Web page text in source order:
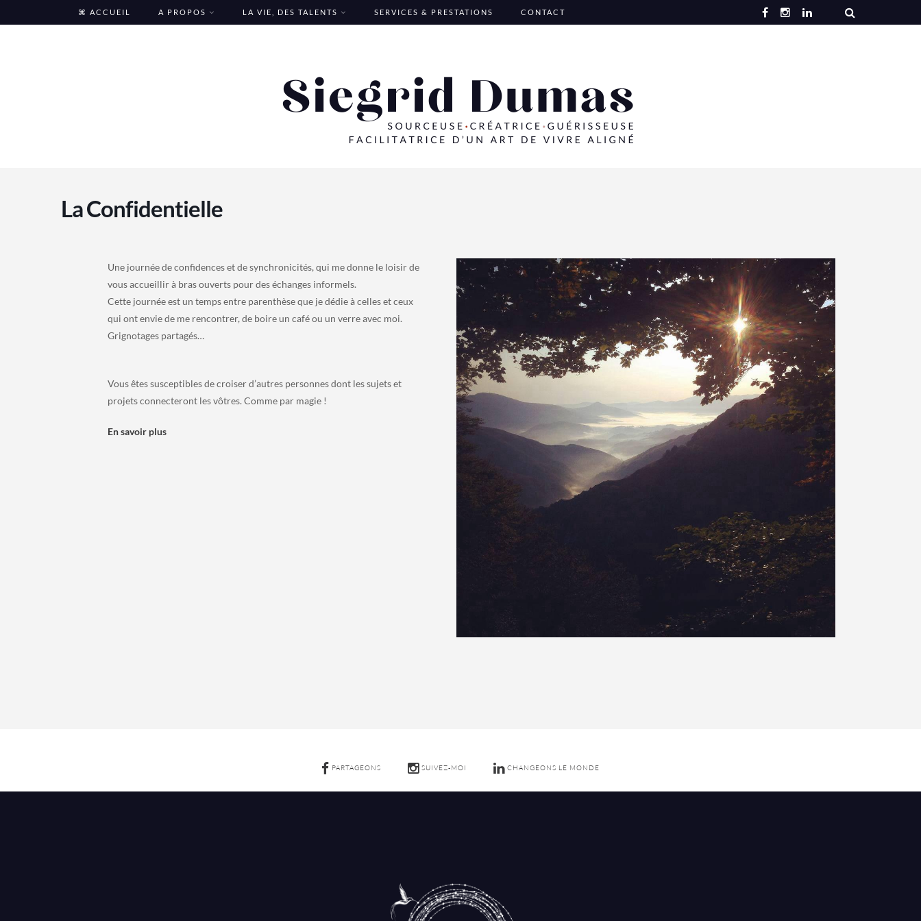
to
⌘ ACCUEIL A PROPOS LA VIE, DES TALENTS SERVICES & PRESTATIONS CONTACT
La Confidentielle
Une journée de confidences et de synchronicités, qui me donne le loisir de
vous accueillir à bras ouverts pour des échanges informels.
Cette journée est un temps entre parenthèse que je dédie à celles et ceux
qui ont envie de me rencontrer, de boire un café ou un verre avec moi.
Grignotages partagés…
Vous êtes susceptibles de croiser d’autres personnes dont les sujets et
projets connecteront les vôtres. Comme par magie !
En savoir plus
PARTAGEONS SUIVEZ-MOI CHANGEONS LE MONDE